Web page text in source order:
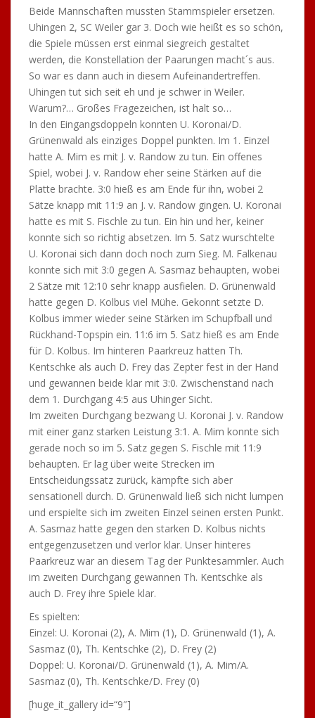
Beide Mannschaften mussten Stammspieler ersetzen.
Uhingen 2, SC Weiler gar 3. Doch wie heißt es so schön,
die Spiele müssen erst einmal siegreich gestaltet
werden, die Konstellation der Paarungen macht´s aus.
So war es dann auch in diesem Aufeinandertreffen.
Uhingen tut sich seit eh und je schwer in Weiler.
Warum?… Großes Fragezeichen, ist halt so…
In den Eingangsdoppeln konnten U. Koronai/D.
Grünenwald als einziges Doppel punkten. Im 1. Einzel
hatte A. Mim es mit J. v. Randow zu tun. Ein offenes
Spiel, wobei J. v. Randow eher seine Stärken auf die
Platte brachte. 3:0 hieß es am Ende für ihn, wobei 2
Sätze knapp mit 11:9 an J. v. Randow gingen. U. Koronai
hatte es mit S. Fischle zu tun. Ein hin und her, keiner
konnte sich so richtig absetzen. Im 5. Satz wurschtelte
U. Koronai sich dann doch noch zum Sieg. M. Falkenau
konnte sich mit 3:0 gegen A. Sasmaz behaupten, wobei
2 Sätze mit 12:10 sehr knapp ausfielen. D. Grünenwald
hatte gegen D. Kolbus viel Mühe. Gekonnt setzte D.
Kolbus immer wieder seine Stärken im Schupfball und
Rückhand-Topspin ein. 11:6 im 5. Satz hieß es am Ende
für D. Kolbus. Im hinteren Paarkreuz hatten Th.
Kentschke als auch D. Frey das Zepter fest in der Hand
und gewannen beide klar mit 3:0. Zwischenstand nach
dem 1. Durchgang 4:5 aus Uhinger Sicht.
Im zweiten Durchgang bezwang U. Koronai J. v. Randow
mit einer ganz starken Leistung 3:1. A. Mim konnte sich
gerade noch so im 5. Satz gegen S. Fischle mit 11:9
behaupten. Er lag über weite Strecken im
Entscheidungssatz zurück, kämpfte sich aber
sensationell durch. D. Grünenwald ließ sich nicht lumpen
und erspielte sich im zweiten Einzel seinen ersten Punkt.
A. Sasmaz hatte gegen den starken D. Kolbus nichts
entgegenzusetzen und verlor klar. Unser hinteres
Paarkreuz war an diesem Tag der Punktesammler. Auch
im zweiten Durchgang gewannen Th. Kentschke als
auch D. Frey ihre Spiele klar.
Es spielten:
Einzel: U. Koronai (2), A. Mim (1), D. Grünenwald (1), A.
Sasmaz (0), Th. Kentschke (2), D. Frey (2)
Doppel: U. Koronai/D. Grünenwald (1), A. Mim/A.
Sasmaz (0), Th. Kentschke/D. Frey (0)
[huge_it_gallery id=“9″]